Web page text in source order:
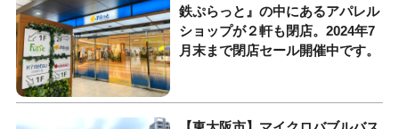
鉄ぷらっと』の中にあるアパレル
ショップが２軒も閉店。2024年7
月末まで閉店セール開催中です。